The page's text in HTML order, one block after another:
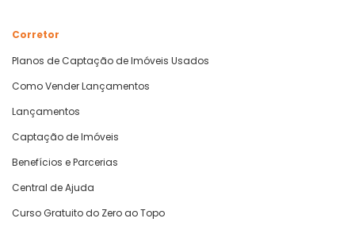
Corretor
Planos de Captação de Imóveis Usados
Como Vender Lançamentos
Lançamentos
Captação de Imóveis
Benefícios e Parcerias
Central de Ajuda
Curso Gratuito do Zero ao Topo